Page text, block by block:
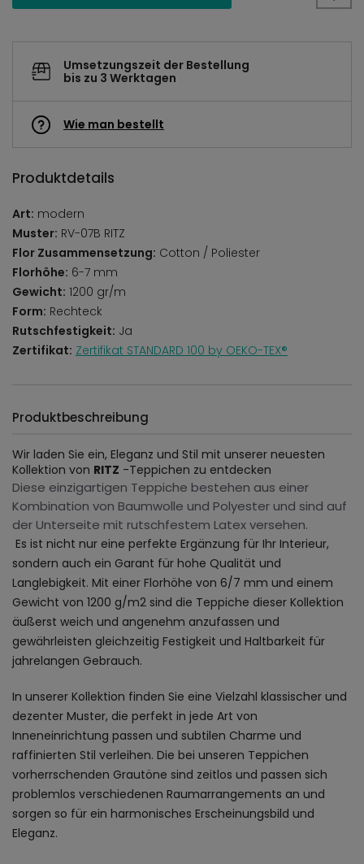
Umsetzungszeit der Bestellung
bis zu 3 Werktagen
Wie man bestellt
Produktdetails
Art: modern
Muster: RV-07B RITZ
Flor Zusammensetzung: Cotton / Poliester
Florhöhe: 6-7 mm
Gewicht: 1200 gr/m
Form: Rechteck
Rutschfestigkeit: Ja
Zertifikat: Zertifikat STANDARD 100 by OEKO-TEX®
Produktbeschreibung
Wir laden Sie ein, Eleganz und Stil mit unserer neuesten
Kollektion von RITZ -Teppichen zu entdecken
Diese einzigartigen Teppiche bestehen aus einer
Kombination von Baumwolle und Polyester und sind auf
der Unterseite mit rutschfestem Latex versehen.
Es ist nicht nur eine perfekte Ergänzung für Ihr Interieur,
sondern auch ein Garant für hohe Qualität und
Langlebigkeit. Mit einer Florhöhe von 6/7 mm und einem
Gewicht von 1200 g/m2 sind die Teppiche dieser Kollektion
äußerst weich und angenehm anzufassen und
gewährleisten gleichzeitig Festigkeit und Haltbarkeit für
jahrelangen Gebrauch.
In unserer Kollektion finden Sie eine Vielzahl klassischer und
dezenter Muster, die perfekt in jede Art von
Inneneinrichtung passen und subtilen Charme und
raffinierten Stil verleihen. Die bei unseren Teppichen
vorherrschenden Grautöne sind zeitlos und passen sich
problemlos verschiedenen Raumarrangements an und
sorgen so für ein harmonisches Erscheinungsbild und
Eleganz.